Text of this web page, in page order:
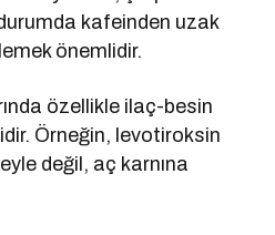
kafeinden uzak
önemlidir.
özellikle ilaç-besin
Örneğin, levotiroksin
değil, aç karnına